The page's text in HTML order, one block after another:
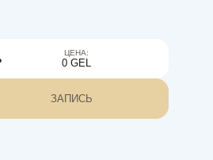
ЦЕНА:
0 GEL
ЗАПИСЬ